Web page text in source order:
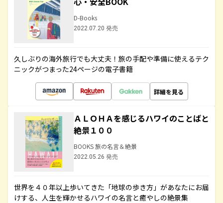
D-Books
2022.07.20 発売
久しぶりの海外旅行でも大丈夫！旅の手配や準備に使えるテク
ニックがつまった24ページの電子書籍
詳細を見る
ＡＬＯＨＡを感じるハワイのことばと
絶景１００
BOOKS 旅の名言＆絶景
2022.05.26 発売
世界を４０年以上歩いてきた「地球の歩き方」があなたにお届
けする、人生を輝かせるハワイの名言と癒やしの絶景集